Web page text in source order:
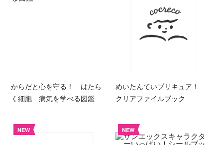
からだと心を守る！ はたら
く細胞 病気を学べる図鑑
めいたんていプリキュア！
クリアファイルブック
NEW NEW